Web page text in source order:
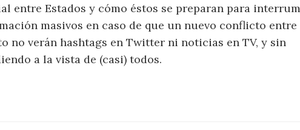
entre Estados y cómo éstos se preparan para
masivos en caso de que un nuevo conflicto entre
no verán hashtags en Twitter ni noticias en TV, y sin
a la vista de (casi) todos.